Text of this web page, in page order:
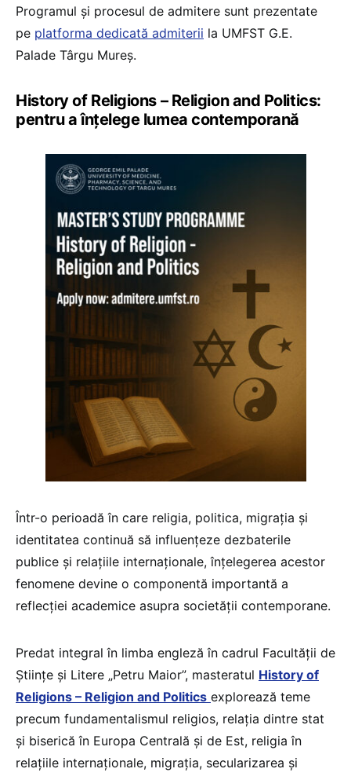
Programul și procesul de admitere sunt prezentate
pe platforma dedicată admiterii la UMFST G.E.
Palade Târgu Mureș.
History of Religions – Religion and Politics:
pentru a înțelege lumea contemporană
Într-o perioadă în care religia, politica, migrația și
identitatea continuă să influențeze dezbaterile
publice și relațiile internaționale, înțelegerea acestor
fenomene devine o componentă importantă a
reflecției academice asupra societății contemporane.
Predat integral în limba engleză în cadrul Facultății de
Științe și Litere „Petru Maior”, masteratul History of
Religions – Religion and Politics explorează teme
precum fundamentalismul religios, relația dintre stat
și biserică în Europa Centrală și de Est, religia în
relațiile internaționale, migrația, secularizarea și